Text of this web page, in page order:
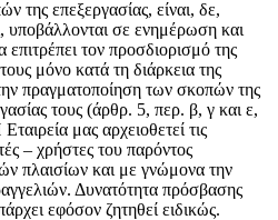
της επεξεργασίας, είναι, δε,
υποβάλλονται σε ενημέρωση και
τον προσδιορισμό της
μόνο κατά τη διάρκεια της
πραγματοποίηση των σκοπών της
τους (άρθρ. 5, περ. β, γ και ε,
μας αρχειοθετεί τις
– χρήστες του παρόντος
πλαισίων και με γνώμονα την
Δυνατότητα πρόσβασης
εφόσον ζητηθεί ειδικώς.